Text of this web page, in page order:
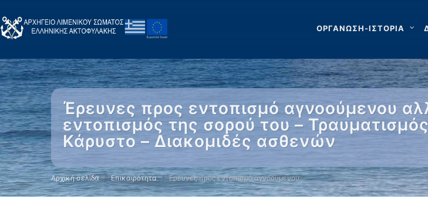
ΟΡΓΑΝΩΣΗ-ΙΣΤΟΡΙΑ
Έρευνες προς εντοπισμό αγνοούμενου
εντοπισμός της σορού του –
Κάρυστο – Διακομιδές ασθενών
Αρχική σελίδα Επικαιρότητα Έρευνες προς εντοπισμό αγνοούμενου …